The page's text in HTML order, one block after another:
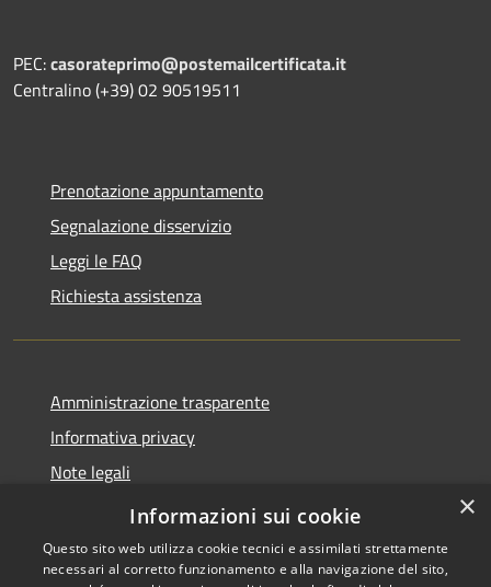
PEC:casorateprimo@postemailcertificata.it
Centralino (+39) 02 90519511
Prenotazione appuntamento
Segnalazione disservizio
Leggi le FAQ
Richiesta assistenza
Amministrazione trasparente
Informativa privacy
Note legali
Dichiarazione di accessibilità
×
Informazioni sui cookie
Questo sito web utilizza cookie tecnici e assimilati strettamente
necessari al corretto funzionamento e alla navigazione del sito,